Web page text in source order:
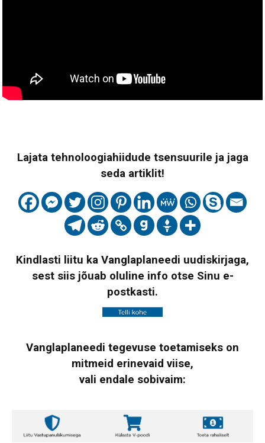
Lajata tehnoloogiahiidude tsensuurile ja jaga
seda artiklit!
Kindlasti liitu ka Vanglaplaneedi uudiskirjaga,
sest siis jõuab oluline info otse Sinu e-
postkasti.
Vanglaplaneedi tegevuse toetamiseks on
mitmeid erinevaid viise,
vali endale sobivaim: